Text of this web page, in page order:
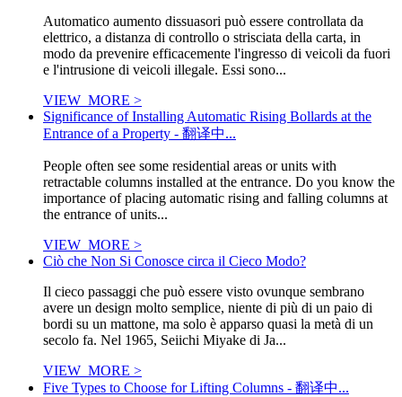
Automatico aumento dissuasori può essere controllata da
elettrico, a distanza di controllo o strisciata della carta, in
modo da prevenire efficacemente l'ingresso di veicoli da fuori
e l'intrusione di veicoli illegale. Essi sono...
VIEW_MORE >
Significance of Installing Automatic Rising Bollards at the
Entrance of a Property - 翻译中...
People often see some residential areas or units with
retractable columns installed at the entrance. Do you know the
importance of placing automatic rising and falling columns at
the entrance of units...
VIEW_MORE >
Ciò che Non Si Conosce circa il Cieco Modo?
Il cieco passaggi che può essere visto ovunque sembrano
avere un design molto semplice, niente di più di un paio di
bordi su un mattone, ma solo è apparso quasi la metà di un
secolo fa. Nel 1965, Seiichi Miyake di Ja...
VIEW_MORE >
Five Types to Choose for Lifting Columns - 翻译中...